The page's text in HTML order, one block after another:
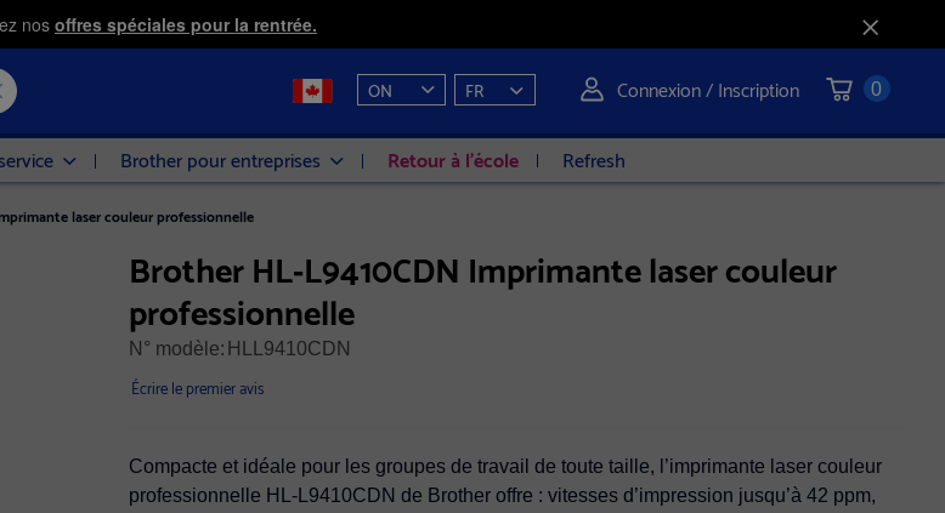
nosoffres spéciales pour la rentrée.
ON FR Connexion / Inscription 0
Brother pour entreprises Retour à l'école Refresh
laser couleur professionnelle
Brother HL‐L9410CDN Imprimante laser couleur
professionnelle
N° modèle: HLL9410CDN
Écrire le premier avis
Compacte et idéale pour les groupes de travail de toute taille, l’imprimante laser couleur
professionnelle HL-L9410CDN de Brother offre : vitesses d’impression jusqu’à 42 ppm,